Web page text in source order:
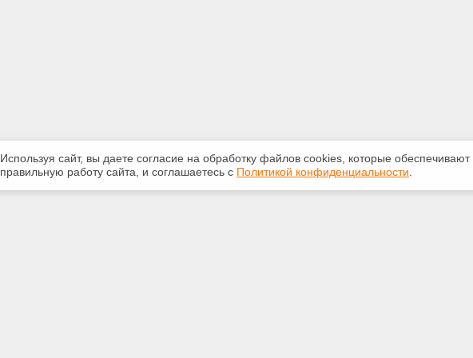
Используя сайт, вы даете согласие на обработку файлов сооkiеs, которые обеспечивают
правильную работу сайта, и соглашаетесь с Политикой конфиденциальности